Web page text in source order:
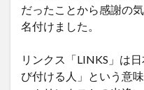
だったことから感謝の
名付けました。
リンクス「LINKS」は
び付ける人」という意味